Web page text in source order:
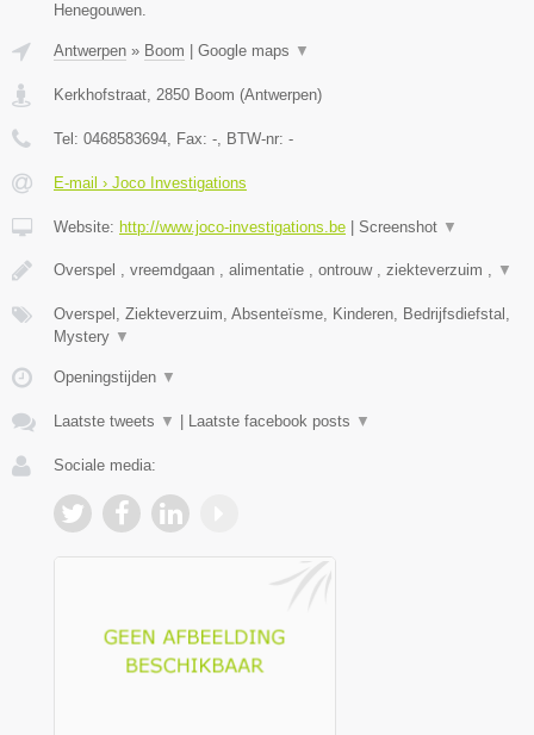
Henegouwen.
Antwerpen » Boom Google maps ▼
Kerkhofstraat, 2850 Boom (Antwerpen)
Tel: 0468583694, Fax: -, BTW-nr: -
E-mail › Joco Investigations
Website: http://www.joco-investigations.be Screenshot ▼
Overspel , vreemdgaan , alimentatie , ontrouw , ziekteverzuim , ▼
Overspel, Ziekteverzuim, Absenteïsme, Kinderen, Bedrijfsdiefstal,
Mystery ▼
Openingstijden ▼
Laatste tweets ▼ Laatste facebook posts ▼
Sociale media: